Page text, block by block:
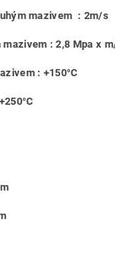
mazivem : 2m/s
: 2,8 Mpa x
: +150°C